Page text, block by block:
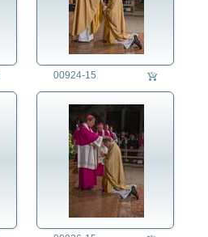
00924-15